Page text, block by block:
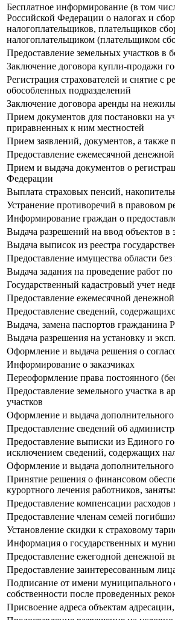
Бесплатное информирование (в том
Российской Федерации о налогах и
налогоплательщиков, плательщиков
налогоплательщиком (плательщиком
Предоставление земельных участков в
Заключение договора купли-продажи
Регистрация страхователей и снятие
обособленных подразделений
Заключение договора аренды на
Прием документов для постановки на
приравненных к ним местностей
Прием заявлений, документов, а
Предоставление ежемесячной
Прием и выдача документов о
Федерации
Выплата страховых пенсий,
Устранение противоречий в
Информирование граждан о
Выдача разрешений на ввод объектов
Выдача выписок из реестра
Предоставление имущества области
Выдача задания на проведение работ
Государственный кадастровый учет
Предоставление ежемесячной
Предоставление сведений,
Выдача, замена паспортов гражданина
Выдача разрешения на установку и
Оформление и выдача решения о
Информирование о заказчиках
Переоформление права постоянного
Предоставление земельного участка
участков
Оформление и выдача дополнительного
Предоставление сведений об
Предоставление выписки из Единого
исключением сведений, содержащих
Оформление и выдача
Принятие решения о финансовом
курортного лечения работников,
Предоставление компенсации
Предоставление членам семей
Установление скидки к страховому
Информация о государственных и
Предоставление ежегодной денежной
Предоставление заинтересованным
Подписание от имени муниципального
собственности после проведенных
Присвоение адреса объектам